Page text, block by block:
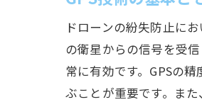
ドローンの紛失防止に
の衛星からの信号を受
常に有効です。GPSの
ぶことが重要です。ま